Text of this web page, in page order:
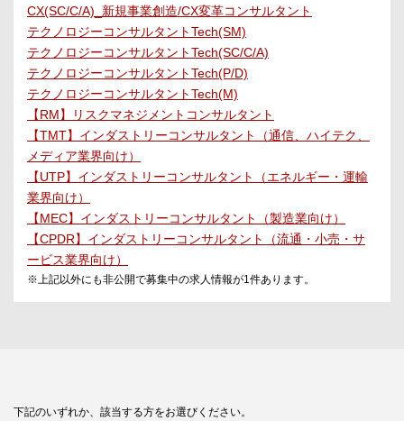
CX(SC/C/A)_新規事業創造/CX変革コンサルタント
テクノロジーコンサルタントTech(SM)
テクノロジーコンサルタントTech(SC/C/A)
テクノロジーコンサルタントTech(P/D)
テクノロジーコンサルタントTech(M)
【RM】リスクマネジメントコンサルタント
【TMT】インダストリーコンサルタント（通信、ハイテク、
メディア業界向け）
【UTP】インダストリーコンサルタント（エネルギー・運輸
業界向け）
【MEC】インダストリーコンサルタント（製造業向け）
【CPDR】インダストリーコンサルタント（流通・小売・サ
ービス業界向け）
※上記以外にも非公開で募集中の求人情報が1件あります。
下記のいずれか、該当する方をお選びください。